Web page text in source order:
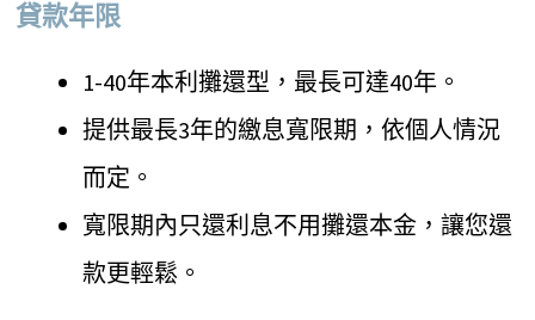
貸款年限
1-40年本利攤還型，最長可達40年。
提供最長3年的繳息寬限期，依個人情況
而定。
寬限期內只還利息不用攤還本金，讓您還
款更輕鬆。